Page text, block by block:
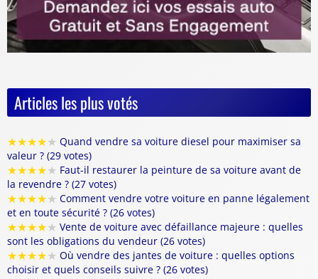
Articles les plus votés
★★★★★ Quand vendre sa voiture diesel pour maximiser sa
valeur ? (29 votes)
★★★★★ Faut-il restaurer la peinture de sa voiture avant de
la revendre ? (27 votes)
★★★★★ Comment vendre votre voiture en panne légalement
et en toute sécurité ? (26 votes)
★★★★★ Vente de voiture avec défaillance majeure : quelles
sont les obligations du vendeur (26 votes)
★★★★★ Où vendre des jantes de voiture : quelles options
choisir et quels conseils suivre ? (26 votes)